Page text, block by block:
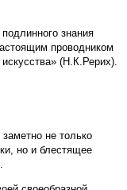
знания
проводником
(Н.К.Рерих).
не только
но и блестящее